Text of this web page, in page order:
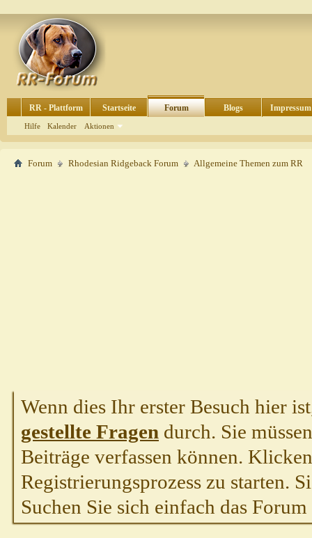
RR - Plattform Startseite Forum
Hilfe Kalender Aktionen
Blogs Impressum
Forum Rhodesian Ridgeback Forum Allgemeine Themen zum RR
Wenn dies Ihr erster Besuch hier
gestellte Fragen durch. Sie
Beiträge verfassen können.
Registrierungsprozess zu starten.
Suchen Sie sich einfach das